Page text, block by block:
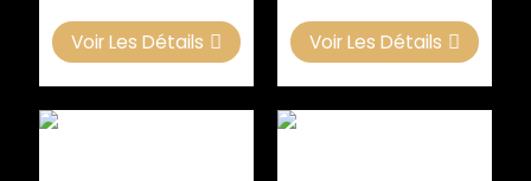
élevée
Voir Les Détails Voir Les Détails